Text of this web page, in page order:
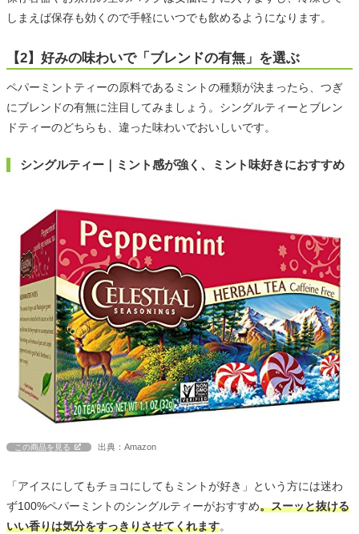
しまえば保存も効くので手軽にいつでも飲めるようになります。
【2】好みの味わいで「ブレンドの有無」を選ぶ
ペパーミントティーの原料であるミントの種類が決まったら、つぎ
にブレンドの有無に注目してみましょう。シングルティーとブレン
ドティーのどちらも、違った味わいでおいしいです。
シングルティー｜ミント感が強く、ミント味好きにおすすめ
この商品を見る 出典：Amazon
「アイスにしてもチョコにしてもミントが好き」という方には迷わ
ず100%ペパーミントのシングルティーがおすすめ。スーッと抜ける
いい香りは気分をすっきりさせてくれます。